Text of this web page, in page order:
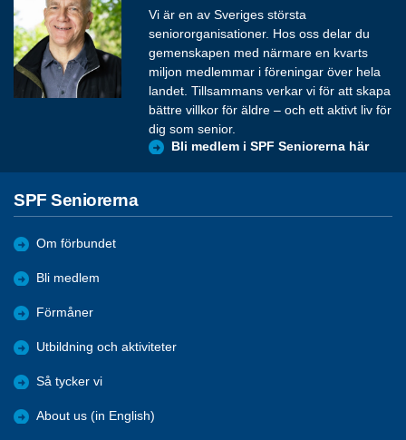
Vi är en av Sveriges största
seniororganisationer. Hos oss delar du
gemenskapen med närmare en kvarts
miljon medlemmar i föreningar över hela
landet. Tillsammans verkar vi för att skapa
bättre villkor för äldre – och ett aktivt liv för
dig som senior.
Bli medlem i SPF Seniorerna här
SPF Seniorerna
Om förbundet
Bli medlem
Förmåner
Utbildning och aktiviteter
Så tycker vi
About us (in English)